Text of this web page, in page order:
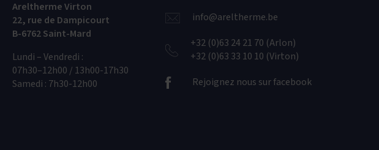
Areltherme Virton
22‭, ‬rue de Dampicourt
B-6762‭ ‬Saint-Mard
Lundi – Vendredi :
07h30–12h00 / 13h00-17h30
Samedi : 7h30-12h00
info@areltherme.be
+32 (0)63 24 21 70 (Arlon)
+32 (0)63 33 10 10 (Virton)
Rejoignez nous sur facebook